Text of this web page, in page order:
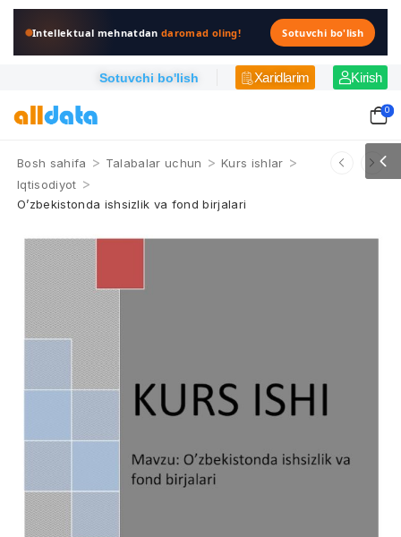
Intellektual mehnatdandaromad oling! Sotuvchi bo'lish
Sotuvchi bo'lish Xaridlarim Kirish
0
Bosh sahifa > Talabalar uchun > Kurs ishlar >
Iqtisodiyot >
O’zbekistonda ishsizlik va fond birjalari